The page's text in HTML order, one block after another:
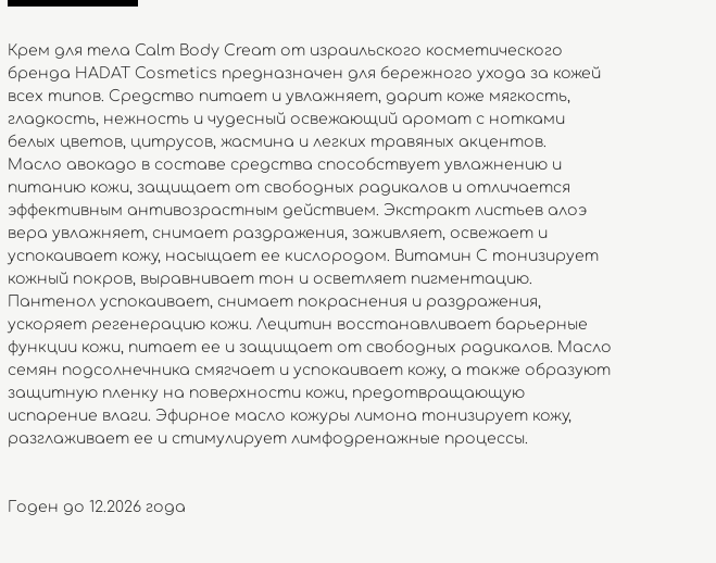
Крем для тела Calm Body Cream от израильского косметического
бренда HADAT Cosmetics предназначен для бережного ухода за кожей
всех типов. Средство питает и увлажняет, дарит коже мягкость,
гладкость, нежность и чудесный освежающий аромат с нотками
белых цветов, цитрусов, жасмина и легких травяных акцентов.
Масло авокадо в составе средства способствует увлажнению и
питанию кожи, защищает от свободных радикалов и отличается
эффективным антивозрастным действием. Экстракт листьев алоэ
вера увлажняет, снимает раздражения, заживляет, освежает и
успокаивает кожу, насыщает ее кислородом. Витамин С тонизирует
кожный покров, выравнивает тон и осветляет пигментацию.
Пантенол успокаивает, снимает покраснения и раздражения,
ускоряет регенерацию кожи. Лецитин восстанавливает барьерные
функции кожи, питает ее и защищает от свободных радикалов. Масло
семян подсолнечника смягчает и успокаивает кожу, а также образуют
защитную пленку на поверхности кожи, предотвращающую
испарение влаги. Эфирное масло кожуры лимона тонизирует кожу,
разглаживает ее и стимулирует лимфодренажные процессы.
Годен до 12.2026 года